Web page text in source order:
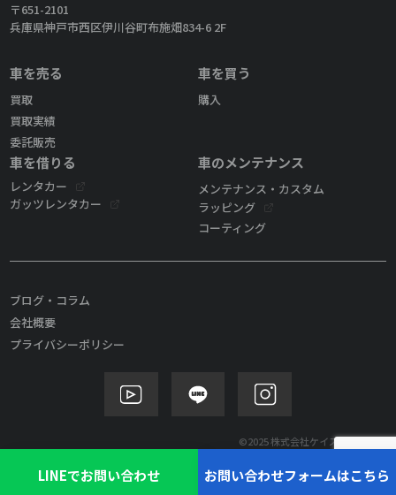
LINEでお問い合わせ お問い合わせフォームはこちら
〒651-2101
兵庫県神戸市西区伊川谷町布施畑834-6 2F
車を売る
買取
買取実績
委託販売
車を買う
購入
車を借りる
レンタカー
ガッツレンタカー
車のメンテナンス
メンテナンス・カスタム
ラッピング
コーティング
ブログ・コラム
会社概要
プライバシーポリシー
©2025 株式会社ケイズモビリティ